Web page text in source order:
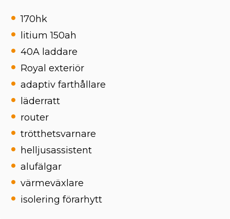
170hk
litium 150ah
40A laddare
Royal exteriör
adaptiv farthållare
läderratt
router
trötthetsvarnare
helljusassistent
alufälgar
värmeväxlare
isolering förarhytt